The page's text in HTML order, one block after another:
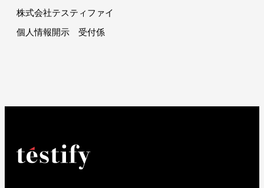
株式会社テスティファイ
個人情報開示 受付係